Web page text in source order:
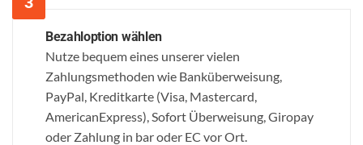
Bezahloption wählen
Nutze bequem eines unserer vielen
Zahlungsmethoden wie Banküberweisung,
PayPal, Kreditkarte (Visa, Mastercard,
AmericanExpress), Sofort Überweisung, Giropay
oder Zahlung in bar oder EC vor Ort.